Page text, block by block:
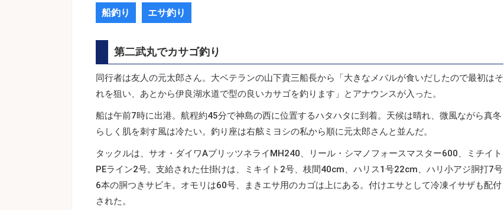
船釣り エサ釣り
第二武丸でカサゴ釣り
同行者は友人の元太郎さん。大ベテランの山下貴三船長から「大きなメバルが食いだしたので最初はそ
れを狙い、あとから伊良湖水道で型の良いカサゴを釣ります」とアナウンスが入った。
船は午前7時に出港。航程約45分で神島の西に位置するハタハタに到着。天候は晴れ、微風ながら真冬
らしく肌を刺す風は冷たい。釣り座は右舷ミヨシの私から順に元太郎さんと並んだ。
タックルは、サオ・ダイワAブリッツネライMH240、リール・シマノフォースマスター600、ミチイト
PEライン2号。支給された仕掛けは、ミキイト2号、枝間40cm、ハリス1号22cm、ハリ小アジ胴打7号
6本の胴つきサビキ。オモリは60号、まきエサ用のカゴは上にある。付けエサとして冷凍イサザも配付
された。